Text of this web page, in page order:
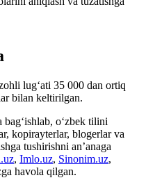
lug‘ati 35 000 dan ortiq
bilan keltirilgan.
o‘zbek tilini
kopirayterlar, blogerlar va
tushirishni an’anaga
, Imlo.uz, Sinonim.uz,
havola qilgan.